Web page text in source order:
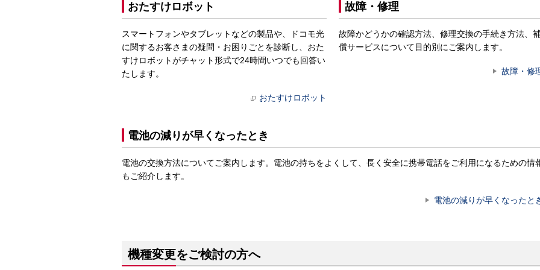
おたすけロボット
スマートフォンやタブレットなどの製品や、ドコモ光
に関するお客さまの疑問・お困りごとを診断し、おた
すけロボットがチャット形式で24時間いつでも回答い
たします。
おたすけロボット
故障・修理
故障かどうかの確認方法、修理交換の手続き方法、
償サービスについて目的別にご案内します。
故障・修
電池の減りが早くなったとき
電池の交換方法についてご案内します。電池の持ちをよくして、長く安全に携帯電話をご利用になるための情
もご紹介します。
電池の減りが早くなったと
機種変更をご検討の方へ